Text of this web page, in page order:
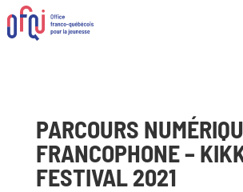
PARCOURS
FRANCOPHONE –
FESTIVAL 2021